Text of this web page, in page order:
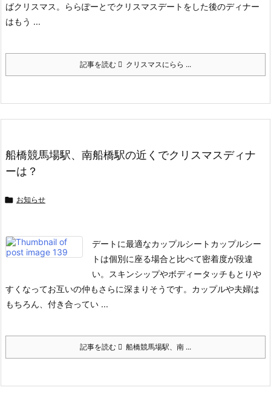
ばクリスマス。
ららぽーとでクリスマスデートをした後のディナー
はもう ...
記事を読む クリスマスにらら ...
船橋競馬場駅、南船橋駅の近くでクリスマスディナ
ーは？
 お知らせ
デートに最適なカップルシート カップルシー
トは個別に座る場合と比べて密着度が段違
い。
スキンシップやボディータッチもとりや
すくなってお互いの仲もさらに深まりそうです。 カップルや夫婦は
もちろん、付き合ってい ...
記事を読む 船橋競馬場駅、南 ...